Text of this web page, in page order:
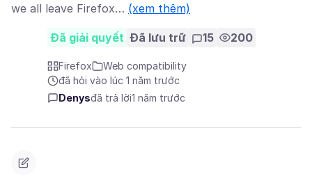
we all leave Firefox… (xem thêm)
Đã giải quyết Đã lưu trữ 15 200
Firefox
Web compatibility
đã hỏi vào lúc 1 năm trước
Denysđã trả lời1 năm trước